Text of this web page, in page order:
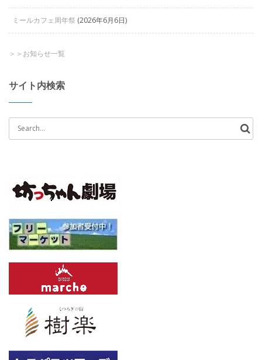
ミールカフェ周年祭 (2026年6月6日)
＞＞お知らせ一覧
サイト内検索
Search
for: